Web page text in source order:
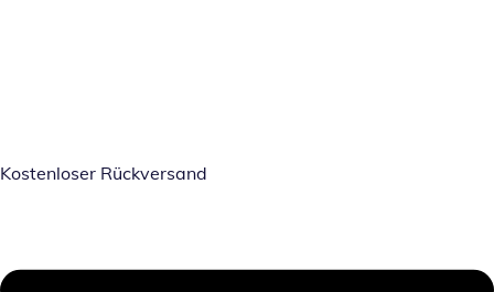
Kostenloser Rückversand